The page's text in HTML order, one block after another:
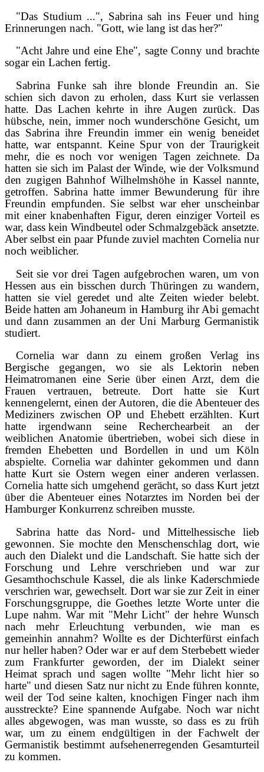
"Das Studium ...", Sabrina sah ins Feuer und hing
Erinnerungen nach. "Gott, wie lang ist das her?"
"Acht Jahre und eine Ehe", sagte Conny und brachte
sogar ein Lachen fertig.
Sabrina Funke sah ihre blonde Freundin an. Sie
schien sich davon zu erholen, dass Kurt sie verlassen
hatte. Das Lachen kehrte in ihre Augen zurück. Das
hübsche, nein, immer noch wunderschöne Gesicht, um
das Sabrina ihre Freundin immer ein wenig beneidet
hatte, war entspannt. Keine Spur von der Traurigkeit
mehr, die es noch vor wenigen Tagen zeichnete. Da
hatten sie sich im Palast der Winde, wie der Volksmund
den zugigen Bahnhof Wilhelmshöhe in Kassel nannte,
getroffen. Sabrina hatte immer Bewunderung für ihre
Freundin empfunden. Sie selbst war eher unscheinbar
mit einer knabenhaften Figur, deren einziger Vorteil es
war, dass kein Windbeutel oder Schmalzgebäck ansetzte.
Aber selbst ein paar Pfunde zuviel machten Cornelia nur
noch weiblicher.
Seit sie vor drei Tagen aufgebrochen waren, um von
Hessen aus ein bisschen durch Thüringen zu wandern,
hatten sie viel geredet und alte Zeiten wieder belebt.
Beide hatten am Johaneum in Hamburg ihr Abi gemacht
und dann zusammen an der Uni Marburg Germanistik
studiert.
Cornelia war dann zu einem großen Verlag ins
Bergische gegangen, wo sie als Lektorin neben
Heimatromanen eine Serie über einen Arzt, dem die
Frauen vertrauen, betreute. Dort hatte sie Kurt
kennengelernt, einen der Autoren, die die Abenteuer des
Mediziners zwischen OP und Ehebett erzählten. Kurt
hatte irgendwann seine Recherchearbeit an der
weiblichen Anatomie übertrieben, wobei sich diese in
fremden Ehebetten und Bordellen in und um Köln
abspielte. Cornelia war dahinter gekommen und dann
hatte Kurt sie Ostern wegen einer anderen verlassen.
Cornelia hatte sich umgehend gerächt, so dass Kurt jetzt
über die Abenteuer eines Notarztes im Norden bei der
Hamburger Konkurrenz schreiben musste.
Sabrina hatte das Nord- und Mittelhessische lieb
gewonnen. Sie mochte den Menschenschlag dort, wie
auch den Dialekt und die Landschaft. Sie hatte sich der
Forschung und Lehre verschrieben und war zur
Gesamthochschule Kassel, die als linke Kaderschmiede
verschrien war, gewechselt. Dort war sie zur Zeit in einer
Forschungsgruppe, die Goethes letzte Worte unter die
Lupe nahm. War mit "Mehr Licht" der hehre Wunsch
nach mehr Erleuchtung verbunden, wie man es
gemeinhin annahm? Wollte es der Dichterfürst einfach
nur heller haben? Oder war er auf dem Sterbebett wieder
zum Frankfurter geworden, der im Dialekt seiner
Heimat sprach und sagen wollte "Mehr licht hier so
harte" und diesen Satz nur nicht zu Ende führen konnte,
weil der Tod seine kalten, knochigen Finger nach ihm
ausstreckte? Eine spannende Aufgabe. Noch war nicht
alles abgewogen, was man wusste, so dass es zu früh
war, um zu einem endgültigen in der Fachwelt der
Germanistik bestimmt aufsehenerregenden Gesamturteil
zu kommen.